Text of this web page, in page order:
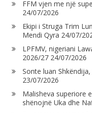
FFM vjen me një
24/07/2026
Ekipi i Struga Trim
Mendi Qyra 24/07/
LPFMV, nigeriani
2026/27 24/07/2026
Sonte luan
23/07/2026
Malisheva superiore
shënojnë Uka dhe